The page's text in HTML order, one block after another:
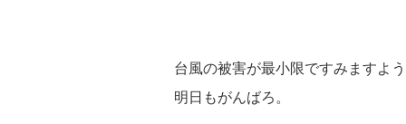
台風の被害が最小限ですみますよ
明日もがんばろ。